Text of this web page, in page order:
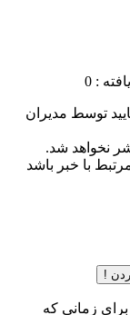
: 0
توسط مدیران
نخواهد شد.
با خبر باشد
!
زمانی که